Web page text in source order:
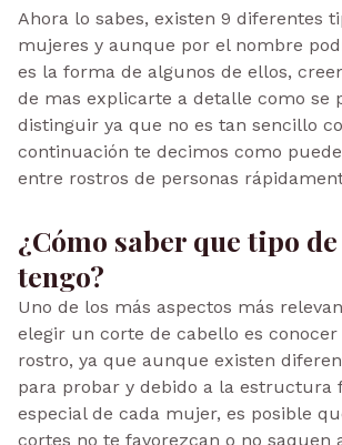
Ahora lo sabes, existen 9 diferentes
mujeres y aunque por el nombre
es la forma de algunos de ellos,
de mas explicarte a detalle como se
distinguir ya que no es tan sencillo
continuación te decimos como
entre rostros de personas
¿Cómo saber que tipo
tengo?
Uno de los más aspectos más
elegir un corte de cabello es
rostro, ya que aunque existen
para probar y debido a la estructura
especial de cada mujer, es posible
cortes no te favorezcan o no saquen